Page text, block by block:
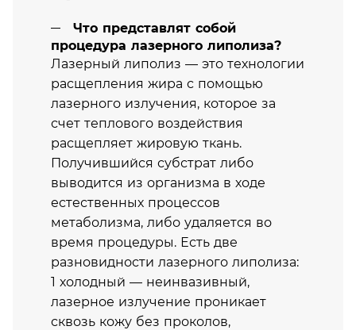
Что представлят собой
процедура лазерного липолиза?
Лазерный липолиз — это технологии
расщепления жира с помощью
лазерного излучения, которое за
счет теплового воздействия
расщепляет жировую ткань.
Получившийся субстрат либо
выводится из организма в ходе
естественных процессов
метаболизма, либо удаляется во
время процедуры. Есть две
разновидности лазерного липолиза:
1 холодный — неинвазивный,
лазерное излучение проникает
сквозь кожу без проколов,